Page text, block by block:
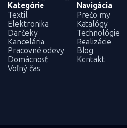
Kategórie
Textil
Elektronika
Darčeky
Kancelária
Pracovné odevy
Domácnosť
Voľný čas
Navigácia
Prečo my
Katalógy
Technológie
Realizácie
Blog
Kontakt